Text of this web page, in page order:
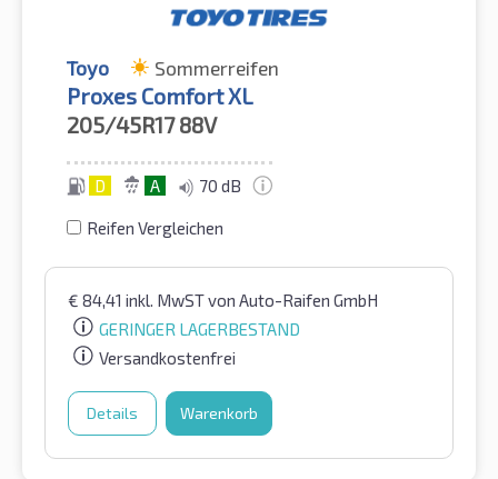
Toyo Sommerreifen
Proxes Comfort XL
205/45R17 88V
D A 70 dB
Reifen Vergleichen
€ 84,41 inkl. MwSTvon Auto-Raifen GmbH
GERINGER LAGERBESTAND
Versandkostenfrei
Details Warenkorb